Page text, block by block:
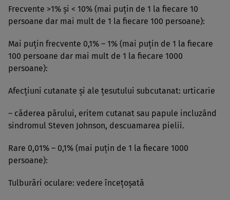
Frecvente >1% şi < 10% (mai puţin de 1 la fiecare 10
persoane dar mai mult de 1 la fiecare 100 persoane):
Mai puţin frecvente 0,1% – 1% (mai puţin de 1 la fiecare
100 persoane dar mai mult de 1 la fiecare 1000
persoane):
Afecţiuni cutanate şi ale ţesutului subcutanat: urticarie
– căderea părului, eritem cutanat sau papule incluzând
sindromul Steven Johnson, descuamarea pielii.
Rare 0,01% – 0,1% (mai puţin de 1 la fiecare 1000
persoane):
Tulburări oculare: vedere înceţoşată